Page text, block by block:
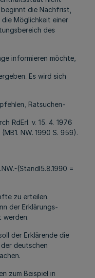
die Nachfrist,
Möglichkeit einer
des
informieren möchte,
Es wird sich
Ratsuchen-
RdErl. v. 15. 4. 1976
NW. 1990 S. 959).
(Standl5.8.1990 =
zu erteilen.
der Erklärungs-
werden.
der Erklärende die
deutschen
zum Beispiel in